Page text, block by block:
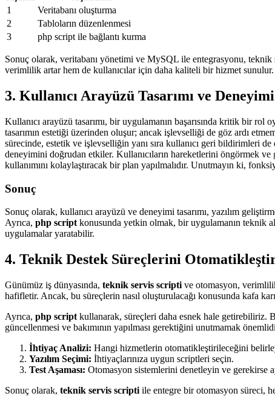
1
Veritabanı oluşturma
2
Tabloların düzenlenmesi
3
php script ile bağlantı kurma
Sonuç olarak, veritabanı yönetimi ve MySQL ile entegrasyonu, teknik
verimlilik artar hem de kullanıcılar için daha kaliteli bir hizmet sunulur.
3. Kullanıcı Arayüzü Tasarımı ve Deneyimi
Kullanıcı arayüzü tasarımı, bir uygulamanın başarısında kritik bir
tasarımın estetiği üzerinden oluşur; ancak işlevselliği de göz ardı
sürecinde, estetik ve işlevselliğin yanı sıra kullanıcı geri bildirimleri
deneyimini doğrudan etkiler. Kullanıcıların hareketlerini öngörmek
kullanımını kolaylaştıracak bir plan yapılmalıdır. Unutmayın ki,
Sonuç
Sonuç olarak, kullanıcı arayüzü ve deneyimi tasarımı, yazılım
Ayrıca, php script konusunda yetkin olmak, bir uygulamanın teknik
uygulamalar yaratabilir.
4. Teknik Destek Süreçlerini
Günümüz iş dünyasında, teknik servis scripti ve otomasyon,
hafifletir. Ancak, bu süreçlerin nasıl oluşturulacağı konusunda kafa
Ayrıca, php script kullanarak, süreçleri daha esnek hale getirebiliriz.
güncellenmesi ve bakımının yapılması gerektiğini unutmamak
İhtiyaç Analizi: Hangi hizmetlerin otomatikleştirileceğini
Yazılım Seçimi: İhtiyaçlarınıza uygun scriptleri seçin.
Test Aşaması: Otomasyon sistemlerini denetleyin ve gerekirse
Sonuç olarak, teknik servis scripti ile entegre bir otomasyon süreci,